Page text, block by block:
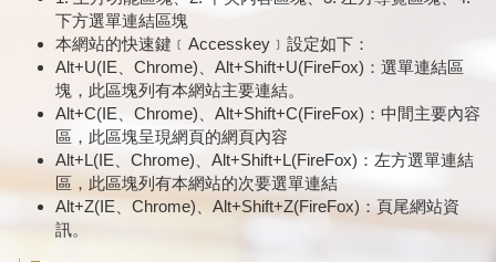
下方選單連結區塊
本網站的快速鍵﹝Accesskey﹞設定如下：
Alt+U(IE、Chrome)、Alt+Shift+U(FireFox)：選單連結區
塊，此區塊列有本網站主要連結。
Alt+C(IE、Chrome)、Alt+Shift+C(FireFox)：中間主要內容
區，此區塊呈現網頁的網頁內容
Alt+L(IE、Chrome)、Alt+Shift+L(FireFox)：左方選單連結
區，此區塊列有本網站的次要選單連結
Alt+Z(IE、Chrome)、Alt+Shift+Z(FireFox)：頁尾網站資
訊。